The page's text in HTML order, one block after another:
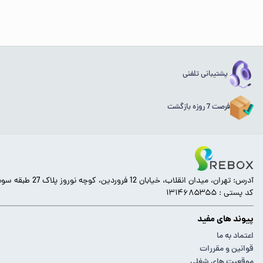
پشتیبانی تلفنی
فرصت 7 روزه بازگشت
آدرس: تهران، میدان انقلاب، خیابان 12 فروردین، کوچه نوروز پلاک 27 طبقه سوم.
کد پستی : ۱۳۱۴۶۸۵۳۵۵
پیوند های مفید
اعتماد به ما
قوانین و مقررات